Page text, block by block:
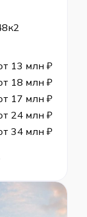
13 млн ₽
18 млн ₽
17 млн ₽
24 млн ₽
34 млн ₽